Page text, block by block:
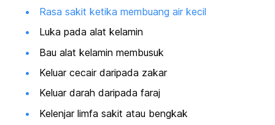
Rasa sakit ketika membuang air kecil
Luka pada alat kelamin
Bau alat kelamin membusuk
Keluar cecair daripada zakar
Keluar darah daripada faraj
Kelenjar limfa sakit atau bengkak